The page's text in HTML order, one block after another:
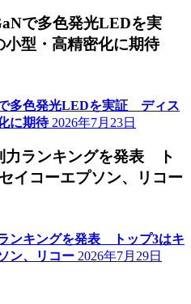
で多色発光LEDを実
型・高精密化に期待
多色発光LEDを実証 ディス
に期待 2026年7月23日
力ランキングを発表 ト
イコーエプソン、リコー
ンキングを発表 トップ3はキ
ン、リコー 2026年7月29日